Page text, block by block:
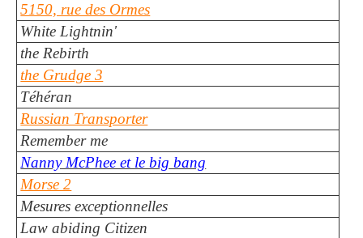
5150, rue des Ormes
White Lightnin'
the Rebirth
the Grudge 3
Téhéran
Russian Transporter
Remember me
Nanny McPhee et le big bang
Morse 2
Mesures exceptionnelles
Law abiding Citizen